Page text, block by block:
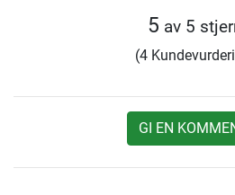
5 av 5
(4
GI EN